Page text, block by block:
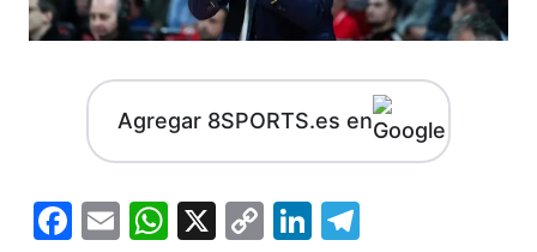
Agregar 8SPORTS.es en
Facebook
EmailWhatsApp
X
CopyLinkedIn